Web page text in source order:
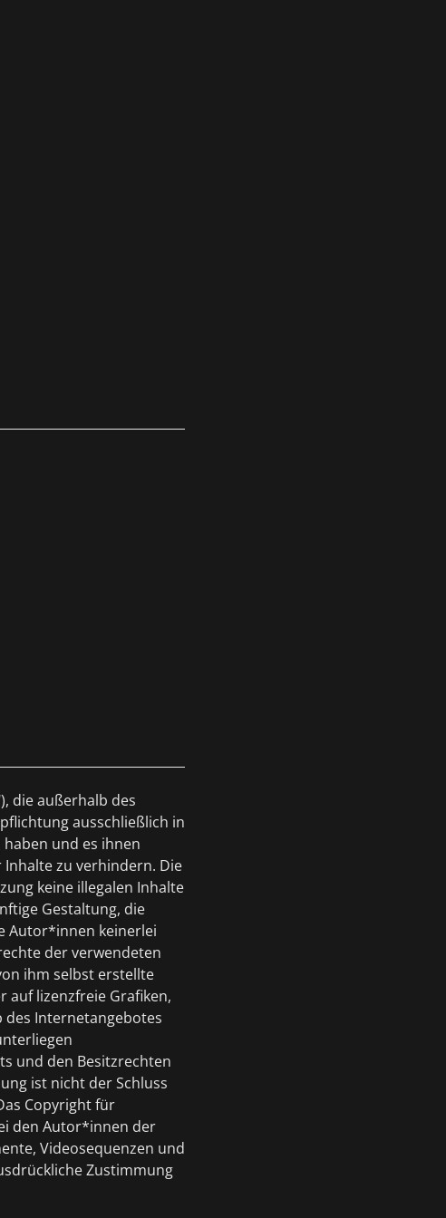
die außerhalb des
ausschließlich in
und es ihnen
zu verhindern. Die
keine illegalen Inhalte
Gestaltung, die
Autor*innen keinerlei
der verwendeten
ihm selbst erstellte
auf lizenzfreie Grafiken,
des Internetangebotes
und den Besitzrechten
ist nicht der Schluss
Copyright für
den Autor*innen der
Videosequenzen und
Zustimmung